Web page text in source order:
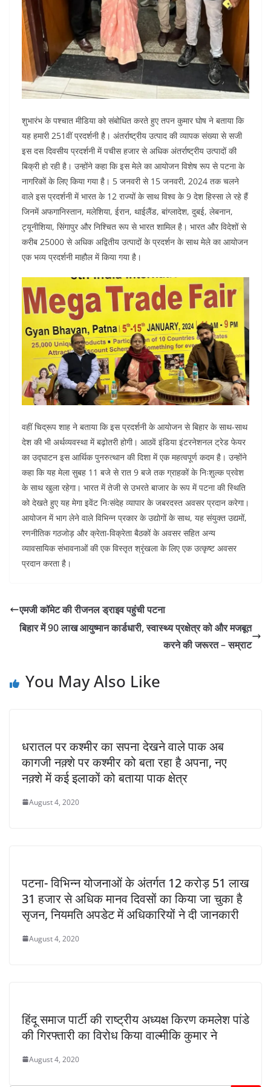
शुभारंभ के पश्चात मीडिया को संबोधित करते हुए तपन कुमार घोष ने बताया कि
यह हमारी 251वीं प्रदर्शनी है। अंतर्राष्ट्रीय उत्पाद की व्यापक संख्या से सजी
इस दस दिवसीय प्रदर्शनी में पचीस हजार से अधिक अंतर्राष्ट्रीय उत्पादों की
बिक्री हो रही है। उन्होंने कहा कि इस मेले का आयोजन विशेष रूप से पटना के
नागरिकों के लिए किया गया है। 5 जनवरी से 15 जनवरी, 2024 तक चलने
वाले इस प्रदर्शनी में भारत के 12 राज्यों के साथ विश्व के 9 देश हिस्सा ले रहे हैं
जिनमें अफगानिस्तान, मलेशिया, ईरान, थाईलैंड, बांग्लादेश, दुबई, लेबनान,
ट्यूनीशिया, सिंगापुर और निश्चित रूप से भारत शामिल है। भारत और विदेशों से
करीब 25000 से अधिक अद्वितीय उत्पादों के प्रदर्शन के साथ मेले का आयोजन
एक भव्य प्रदर्शनी माहौल में किया गया है।
वहीं चिद्रूप शाह ने बताया कि इस प्रदर्शनी के आयोजन से बिहार के साथ-साथ
देश की भी अर्थव्यवस्था में बढ़ोतरी होगी। आठवें इंडिया इंटरनेशनल ट्रेड फेयर
का उद्घाटन इस आर्थिक पुनरुत्थान की दिशा में एक महत्वपूर्ण कदम है। उन्होंने
कहा कि यह मेला सुबह 11 बजे से रात 9 बजे तक ग्राहकों के निःशुल्क प्रवेश
के साथ खुला रहेगा। भारत में तेजी से उभरते बाजार के रूप में पटना की स्थिति
को देखते हुए यह मेगा इवेंट निःसंदेह व्यापार के जबरदस्त अवसर प्रदान करेगा।
आयोजन में भाग लेने वाले विभिन्न प्रकार के उद्योगों के साथ, यह संयुक्त उद्यमों,
रणनीतिक गठजोड़ और क्रेता-विक्रेता बैठकों के अवसर सहित अन्य
व्यावसायिक संभावनाओं की एक विस्तृत श्रृंखला के लिए एक उत्कृष्ट अवसर
प्रदान करता है।
एमजी कॉमेट की रीजनल ड्राइव पहुंची पटना
बिहार में 90 लाख आयुष्मान कार्डधारी, स्वास्थ्य प्रक्षेत्र को और मजबूत
करने की जरूरत – सम्राट
You May Also Like
धरातल पर कश्मीर का सपना देखने वाले पाक अब
कागजी नक़्शे पर कश्मीर को बता रहा है अपना, नए
नक़्शे में कई इलाकों को बताया पाक क्षेत्र
August 4, 2020
पटना- विभिन्न योजनाओं के अंतर्गत 12 करोड़ 51 लाख
31 हजार से अधिक मानव दिवसों का किया जा चुका है
सृजन, नियमति अपडेट में अधिकारियों ने दी जानकारी
August 4, 2020
हिंदू समाज पार्टी की राष्ट्रीय अध्यक्ष किरण कमलेश पांडे
की गिरफ्तारी का विरोध किया वाल्मीकि कुमार ने
August 4, 2020